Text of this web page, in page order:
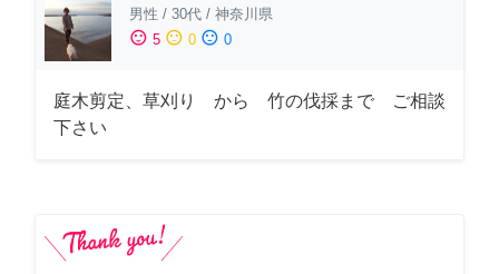
男性 / 30代 / 神奈川県
sentiment_satisfied 5 sentiment_neutral 0 sentiment_dissatisfied 0
庭木剪定、草刈り から 竹の伐採まで ご相談
下さい